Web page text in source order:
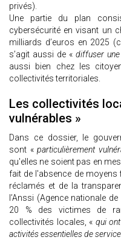
privés).
Une partie du plan
cybersécurité en visant un
milliards d’euros en 2025
s’agit aussi de « diffuser
aussi bien chez les
collectivités territoriales.
Les collectivités
vulnérables »
Dans ce dossier, le
sont «particulièrement
qu'elles ne soient pas en
fait de l'absence de
réclamés et de la
l’Anssi (Agence nationale
20 % des victimes de
collectivités locales, « qui
activités essentielles de